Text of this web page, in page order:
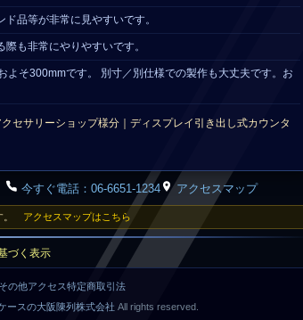
品等が非常に見やすいです。
も非常にやりやすいです。
そ300mmです。 別寸／別仕様での製作も大丈夫です。お
セサリーショップ様分｜ディスプレイ引き出し式カウンタ
今すぐ電話：06-6651-1234 アクセスマップ
。 アクセスマップはこちら
づく表示
その他アクセス特定商取引法
ースの大阪陳列株式会社 All rights reserved.